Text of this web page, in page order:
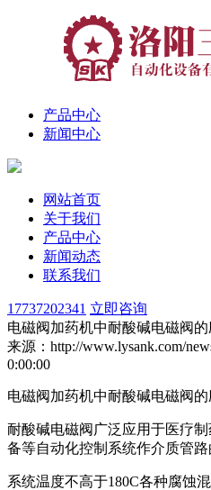
产品中心
新闻中心
网站首页
关于我们
产品中心
新闻动态
联系我们
17737202341 立即咨询
电磁阀加药机中耐酸碱电磁阀
来源：http://www.lysank.com/
0:00:00
电磁阀加药机中耐酸碱电磁阀
耐酸碱电磁阀广泛应用于医疗
备等自动化控制系统作介质管
系统温度不高于180C各种腐蚀